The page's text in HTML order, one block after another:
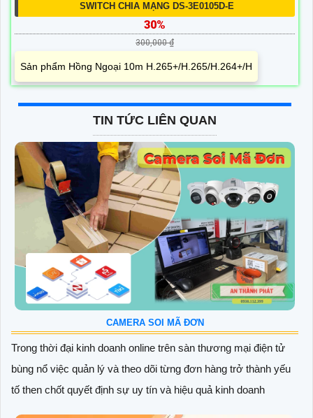
SWITCH CHIA MẠNG DS-3E0105D-E
30%
300,000 ₫
Sản phẩm Hồng Ngoại 10m H.265+/H.265/H.264+/H
TIN TỨC LIÊN QUAN
CAMERA SOI MÃ ĐƠN
Trong thời đại kinh doanh online trên sàn thương mại điện tử
bùng nổ việc quản lý và theo dõi từng đơn hàng trở thành yếu
tố then chốt quyết định sự uy tín và hiệu quả kinh doanh